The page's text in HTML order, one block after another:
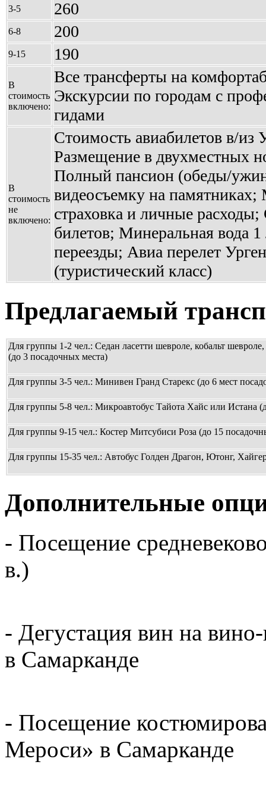
3-5 260
6-8 200
9-15 190
В
стоимость
включено:
Все трансферты на
Экскурсии по городам с
гидами
В
стоимость
не
включено:
Стоимость авиабилетов в/из
Размещение в двухместных
Полный пансион (обеды/
видеосъемку на
страховка и личные
билетов; Минеральная вода
переезды; Авиа перелет
(туристический класс)
Предлагаемый
Для группы 1-2 чел.: Седан ласетти шевроле, кобальт шевроле,
(до 3 посадочных места)
Для группы 3-5 чел.: Минивен Гранд Старекс (до 6 мест
Для группы 5-8 чел.: Микроавтобус Тайота Хайс или Истана
Для группы 9-15 чел.: Костер Митсубиси Роза (до 15
Для группы 15-35 чел.: Автобус Голден Драгон, Ютонг,
Дополнительные
- Посещение
в.)
- Дегустация вин на
в Самарканде
- Посещение
Мероси» в Самарканде